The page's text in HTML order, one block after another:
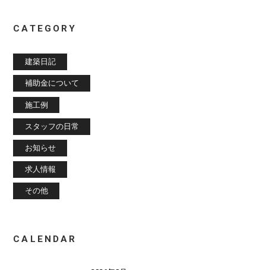
CATEGORY
建築日記
補助金について
施工例
スタッフの日常
お知らせ
求人情報
その他
CALENDAR